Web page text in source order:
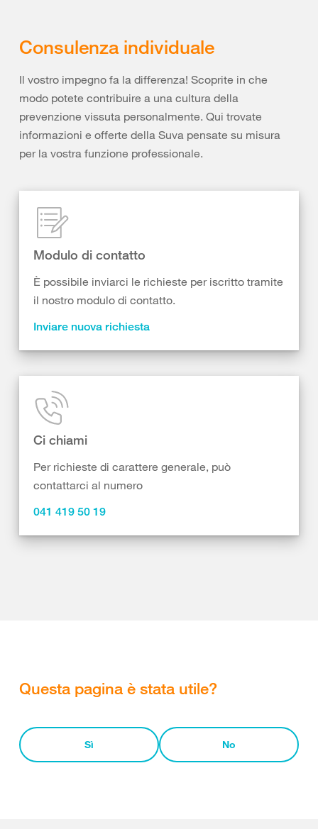
Consulenza individuale
Il vostro impegno fa la differenza! Scoprite in che
modo potete contribuire a una cultura della
prevenzione vissuta personalmente. Qui trovate
informazioni e offerte della Suva pensate su misura
per la vostra funzione professionale.
Modulo di contatto
È possibile inviarci le richieste per iscritto tramite
il nostro modulo di contatto.
Inviare nuova richiesta
Ci chiami
Per richieste di carattere generale, può
contattarci al numero
041 419 50 19
Questa pagina è stata utile?
Sì No